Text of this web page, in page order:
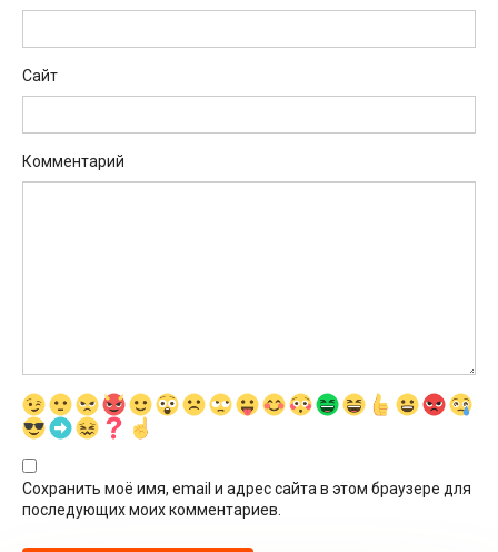
Сайт
Комментарий
Сохранить моё имя, email и адрес сайта в этом браузере для
последующих моих комментариев.